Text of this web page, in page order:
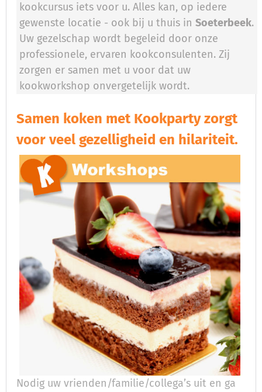
kookcursus iets voor u. Alles kan, op iedere
gewenste locatie - ook bij u thuis inSoeterbeek.
Uw gezelschap wordt begeleid door onze
professionele, ervaren kookconsulenten. Zij
zorgen er samen met u voor dat uw
kookworkshop onvergetelijk wordt.
Samen koken met Kookparty zorgt
voor veel gezelligheid en hilariteit.
Nodig uw vrienden/familie/collega’s uit en ga